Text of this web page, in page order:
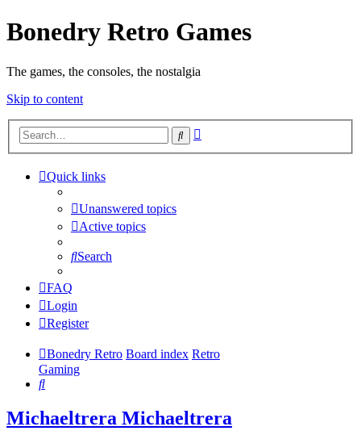
Bonedry Retro Games
The games, the consoles, the nostalgia
Skip to content
Search
Quick links
Unanswered topics
Active topics
Search
FAQ
Login
Register
Bonedry Retro Board index Retro
Gaming
Search
Michaeltrera Michaeltrera